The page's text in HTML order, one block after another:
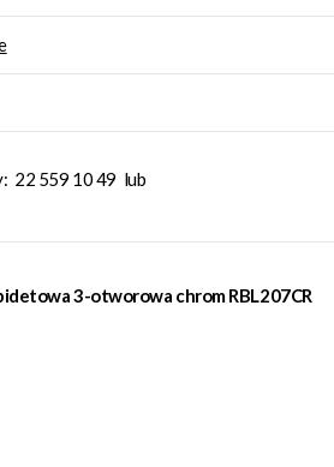
22 559 10 49 lub
3-otworowa chrom RBL207CR